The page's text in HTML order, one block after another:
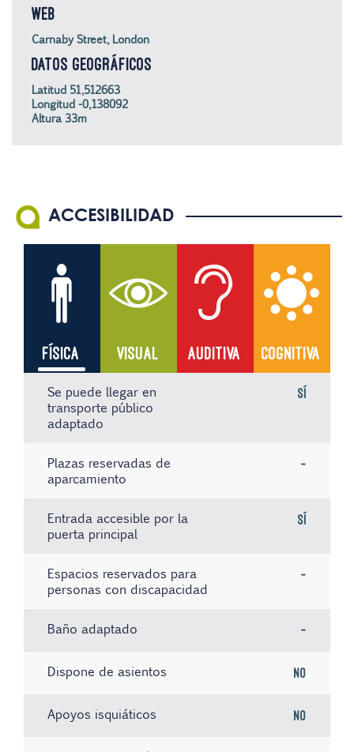
WEB
Carnaby Street, London
DATOS GEOGRÁFICOS
Latitud 51,512663
Longitud -0,138092
Altura 33m
ACCESIBILIDAD
FÍSICA VISUAL AUDITIVA COGNITIVA
Se puede llegar en
transporte público
adaptado
Sí
Plazas reservadas de
aparcamiento
-
Entrada accesible por la
puerta principal
Sí
Espacios reservados para
personas con discapacidad
-
Baño adaptado -
Dispone de asientos No
Apoyos isquiáticos No